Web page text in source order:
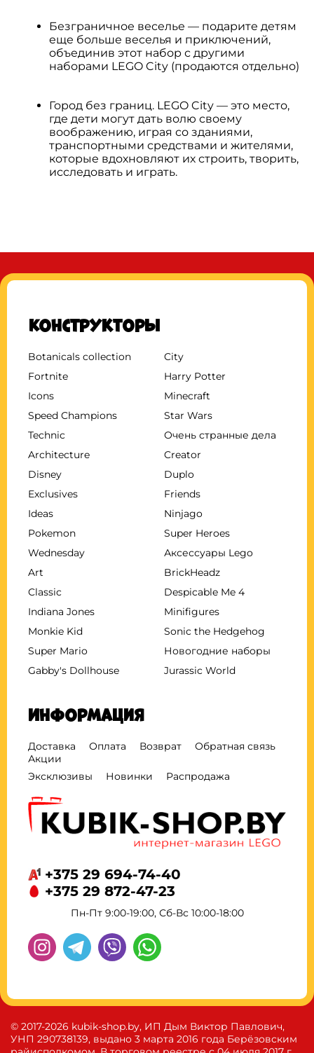
Безграничное веселье — подарите детям
еще больше веселья и приключений,
объединив этот набор с другими
наборами LEGO City (продаются отдельно)
Город без границ. LEGO City — это место,
где дети могут дать волю своему
воображению, играя со зданиями,
транспортными средствами и жителями,
которые вдохновляют их строить, творить,
исследовать и играть.
Конструкторы
Botanicals collection
City
Fortnite
Harry Potter
Icons
Minecraft
Speed Champions
Star Wars
Technic
Очень странные дела
Architecture
Creator
Disney
Duplo
Exclusives
Friends
Ideas
Ninjago
Pokemon
Super Heroes
Wednesday
Аксессуары Lego
Art
BrickHeadz
Classic
Despicable Me 4
Indiana Jones
Minifigures
Monkie Kid
Sonic the Hedgehog
Super Mario
Новогодние наборы
Gabby's Dollhouse
Jurassic World
Информация
Доставка Оплата Возврат
Обратная связь
Акции
Эксклюзивы
Новинки Распродажа
+375 29 694-74-40
+375 29 872-47-23
Пн-Пт 9:00-19:00, Сб-Вс 10:00-18:00
© 2017-2026 kubik-shop.by, ИП Дым Виктор Павлович,
УНП 290738139, выдано 3 марта 2016 года Берёзовским